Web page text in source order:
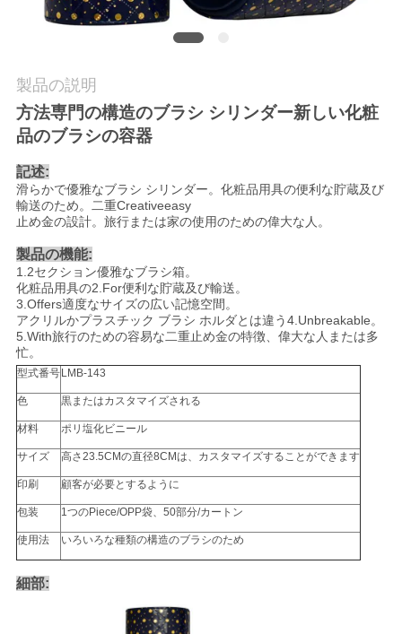
PRIVACY
POLICY
製品の説明
方法専門の構造のブラシ シリンダー新しい化粧
品のブラシの容器
記述:
滑らかで優雅なブラシ シリンダー。化粧品用具の便利な貯蔵及び
輸送のため。二重Creativeeasy
止め金の設計。旅行または家の使用のための偉大な人。
製品の機能:
1.2セクション優雅なブラシ箱。
化粧品用具の2.For便利な貯蔵及び輸送。
3.Offers適度なサイズの広い記憶空間。
アクリルかプラスチック ブラシ ホルダとは違う4.Unbreakable。
5.With旅行のための容易な二重止め金の特徴、偉大な人または多
忙。
型式番号 LMB-143
色 黒またはカスタマイズされる
材料 ポリ塩化ビニール
サイズ 高さ23.5CMの直径8CMは、カスタマイズすることができます
印刷 顧客が必要とするように
包装 1つのPiece/OPP袋、50部分/カートン
使用法 いろいろな種類の構造のブラシのため
細部: